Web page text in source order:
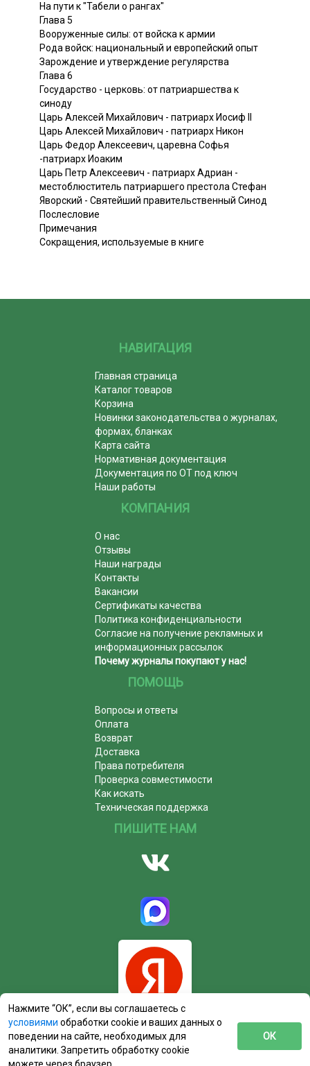
На пути к "Табели о рангах"
Глава 5
Вооруженные силы: от войска к армии
Рода войск: национальный и европейский опыт
Зарождение и утверждение регулярства
Глава 6
Государство - церковь: от патриаршества к
синоду
Царь Алексей Михайлович - патриарх Иосиф II
Царь Алексей Михайлович - патриарх Никон
Царь Федор Алексеевич, царевна Софья
-патриарх Иоаким
Царь Петр Алексеевич - патриарх Адриан -
местоблюститель патриаршего престола Стефан
Яворский - Святейший правительственный Синод
Послесловие
Примечания
Сокращения, используемые в книге
НАВИГАЦИЯ
Главная страница
Каталог товаров
Корзина
Новинки законодательства о журналах,
формах, бланках
Карта сайта
Нормативная документация
Документация по ОТ под ключ
Наши работы
КОМПАНИЯ
О нас
Отзывы
Наши награды
Контакты
Вакансии
Сертификаты качества
Политика конфиденциальности
Согласие на получение рекламных и
информационных рассылок
Почему журналы покупают у нас!
ПОМОЩЬ
Вопросы и ответы
Оплата
Возврат
Доставка
Права потребителя
Проверка совместимости
Как искать
Техническая поддержка
ПИШИТЕ НАМ
Нажмите “ОК”, если вы соглашаетесь с
условиями обработки cookie и ваших данных о
поведении на сайте, необходимых для
аналитики. Запретить обработку cookie
ОК